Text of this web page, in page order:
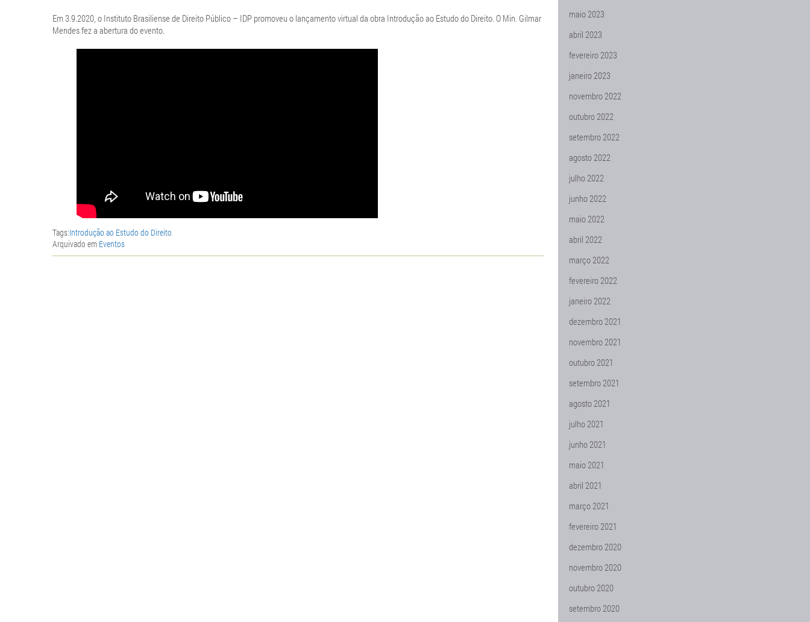
Em 3.9.2020, o Instituto Brasiliense de Direito Público – IDP promoveu o lançamento virtual da obra Introdução ao Estudo do Direito. O Min. Gilmar
Mendes fez a abertura do evento.
Tags:Introdução ao Estudo do Direito
Arquivado em Eventos
maio 2023
abril 2023
fevereiro 2023
janeiro 2023
novembro 2022
outubro 2022
setembro 2022
agosto 2022
julho 2022
junho 2022
maio 2022
abril 2022
março 2022
fevereiro 2022
janeiro 2022
dezembro 2021
novembro 2021
outubro 2021
setembro 2021
agosto 2021
julho 2021
junho 2021
maio 2021
abril 2021
março 2021
fevereiro 2021
dezembro 2020
novembro 2020
outubro 2020
setembro 2020